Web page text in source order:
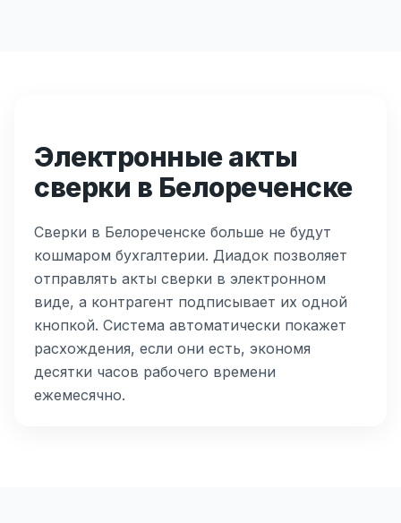
Электронные акты
сверки в Белореченске
Сверки в Белореченске больше не будут
кошмаром бухгалтерии. Диадок позволяет
отправлять акты сверки в электронном
виде, а контрагент подписывает их одной
кнопкой. Система автоматически покажет
расхождения, если они есть, экономя
десятки часов рабочего времени
ежемесячно.